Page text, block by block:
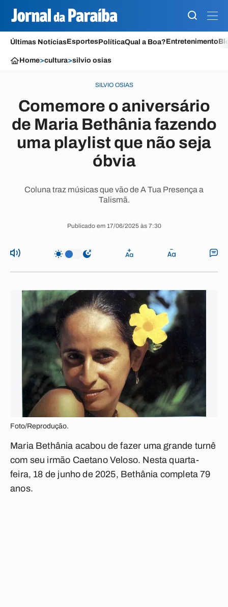
Últimas NotíciasEsportesPolíticaQual a Boa?Entretenimento
Home>cultura>silvio osias
SILVIO OSIAS
Comemore o aniversário
de Maria Bethânia fazendo
uma playlist que não seja
óbvia
Coluna traz músicas que vão de A Tua Presença a
Talismã.
Publicado em 17/06/2025 às 7:30
Foto/Reprodução.
Maria Bethânia acabou de fazer uma grande turnê
com seu irmão Caetano Veloso. Nesta quarta-
feira, 18 de junho de 2025, Bethânia completa 79
anos.